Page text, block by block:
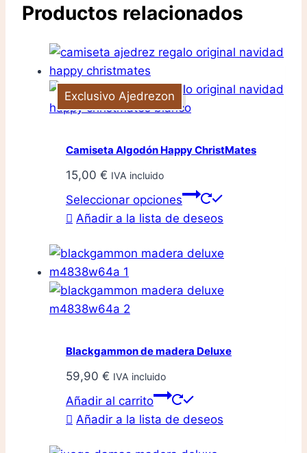
Productos relacionados
Exclusivo Ajedrezon
Camiseta Algodón Happy ChristMates
15,00 € IVA incluido
Seleccionar opciones
Este
múltiples
Las
elegir
página
Añadir a la lista de deseos
Blackgammon de madera Deluxe
59,90 € IVA incluido
Añadir al carrito
Añadir a la lista de deseos